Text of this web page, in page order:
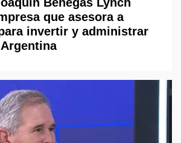
que asesora a
invertir y administrar